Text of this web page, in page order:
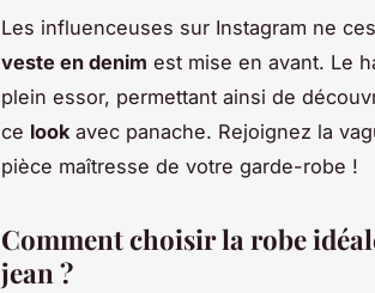
Les influenceuses sur Instagram ne
veste en denim est mise en avant. Le
plein essor, permettant ainsi de
ce lookavec panache. Rejoignez la
pièce maîtresse de votre garde-robe !
Comment choisir la robe
jean ?